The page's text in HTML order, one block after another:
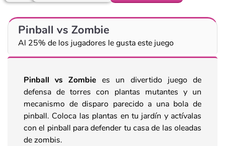
Pinball vs Zombie
Al 25% de los jugadores le gusta este juego
Pinball vs Zombie es un divertido juego de
defensa de torres con plantas mutantes y un
mecanismo de disparo parecido a una bola de
pinball. Coloca las plantas en tu jardín y actívalas
con el pinball para defender tu casa de las oleadas
de zombis.